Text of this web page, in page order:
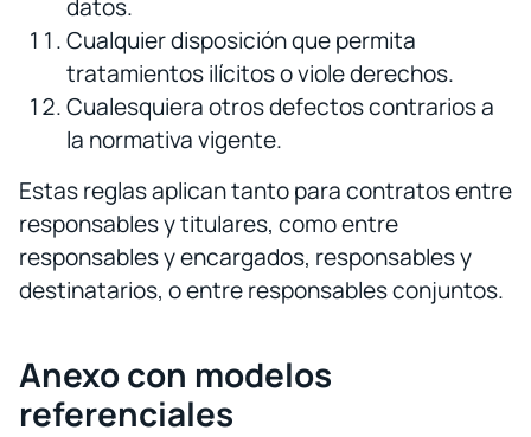
datos.
Cualquier disposición que permita
tratamientos ilícitos o viole derechos.
Cualesquiera otros defectos contrarios a
la normativa vigente.
Estas reglas aplican tanto para contratos entre
responsables y titulares, como entre
responsables y encargados, responsables y
destinatarios, o entre responsables conjuntos.
Anexo con modelos
referenciales